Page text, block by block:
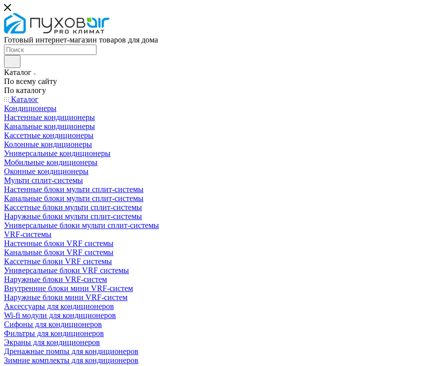
Готовый интернет-магазин товаров для дома
Каталог
По всему сайту
По каталогу
Каталог
Кондиционеры
Настенные кондиционеры
Канальные кондиционеры
Кассетные кондиционеры
Колонные кондиционеры
Универсальные кондиционеры
Мобильные кондиционеры
Оконные кондиционеры
Мульти сплит-системы
Настенные блоки мульти сплит-системы
Канальные блоки мульти сплит-системы
Кассетные блоки мульти сплит-системы
Наружные блоки мульти сплит-системы
Универсальные блоки мульти сплит-системы
VRF-системы
Настенные блоки VRF системы
Канальные блоки VRF системы
Кассетные блоки VRF системы
Универсальные блоки VRF системы
Наружные блоки VRF-систем
Внутренние блоки мини VRF-систем
Наружные блоки мини VRF-систем
Аксессуары для кондиционеров
Wi-fi модули для кондиционеров
Сифоны для кондиционеров
Фильтры для кондиционеров
Экраны для кондиционеров
Дренажные помпы для кондиционеров
Зимние комплекты для кондиционеров